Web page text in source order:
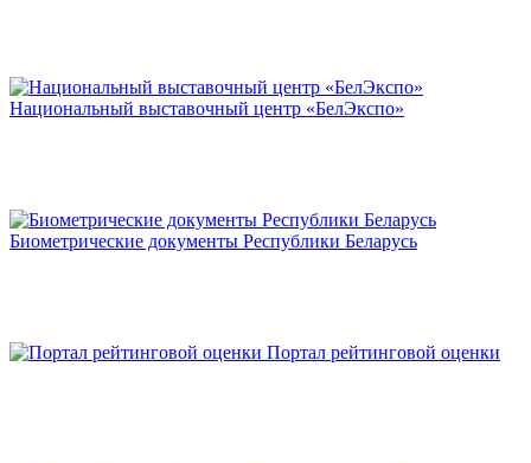
Национальный выставочный центр «БелЭкспо»
Биометрические документы Республики Беларусь
Портал рейтинговой оценки